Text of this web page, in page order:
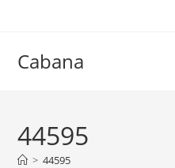
conteúdo
Cabana
44595
> 44595